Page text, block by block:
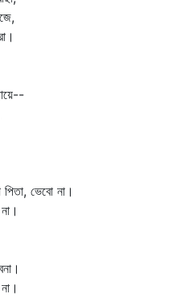
ভেবো না।